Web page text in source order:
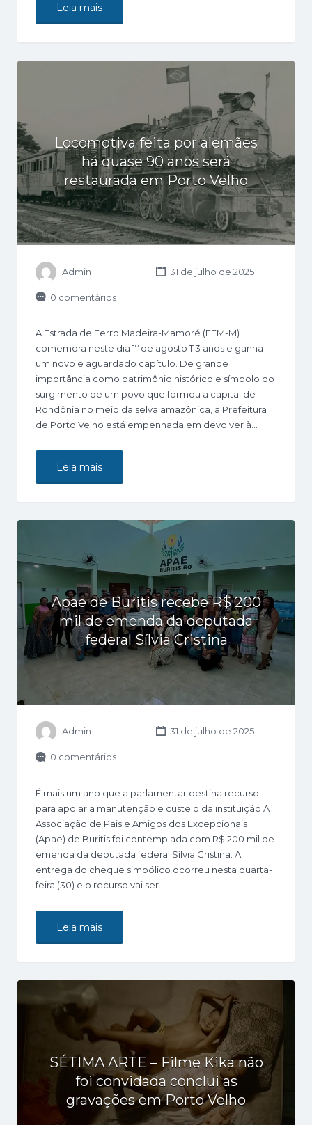
Leia mais
Locomotiva feita por alemães
há quase 90 anos será
restaurada em Porto Velho
Admin 31 de julho de 2025
0 comentários
A Estrada de Ferro Madeira-Mamoré (EFM-M)
comemora neste dia 1º de agosto 113 anos e ganha
um novo e aguardado capítulo. De grande
importância como patrimônio histórico e símbolo do
surgimento de um povo que formou a capital de
Rondônia no meio da selva amazônica, a Prefeitura
de Porto Velho está empenhada em devolver à…
Leia mais
Apae de Buritis recebe R$ 200
mil de emenda da deputada
federal Sílvia Cristina
Admin 31 de julho de 2025
0 comentários
É mais um ano que a parlamentar destina recurso
para apoiar a manutenção e custeio da instituição A
Associação de Pais e Amigos dos Excepcionais
(Apae) de Buritis foi contemplada com R$ 200 mil de
emenda da deputada federal Sílvia Cristina. A
entrega do cheque simbólico ocorreu nesta quarta-
feira (30) e o recurso vai ser…
Leia mais
SÉTIMA ARTE – Filme Kika não
foi convidada conclui as
gravações em Porto Velho